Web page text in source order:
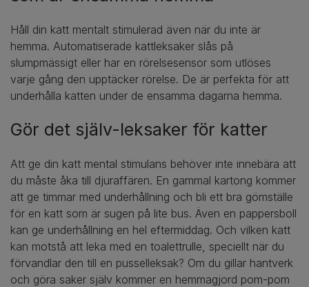
Håll din katt mentalt stimulerad även när du inte är
hemma. Automatiserade kattleksaker slås på
slumpmässigt eller har en rörelsesensor som utlöses
varje gång den upptäcker rörelse. De är perfekta för att
underhålla katten under de ensamma dagarna hemma.
Gör det själv-leksaker för katter
Att ge din katt mental stimulans behöver inte innebära att
du måste åka till djuraffären. En gammal kartong kommer
att ge timmar med underhållning och bli ett bra gömställe
för en katt som är sugen på lite bus. Även en pappersboll
kan ge underhållning en hel eftermiddag. Och vilken katt
kan motstå att leka med en toalettrulle, speciellt när du
förvandlar den till en pusselleksak? Om du gillar hantverk
och göra saker själv kommer en hemmagjord pom-pom